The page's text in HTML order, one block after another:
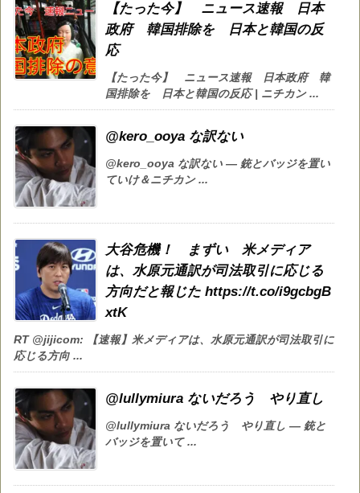
【たった今】 ニュース速報 日本
政府 韓国排除を 日本と韓国の反
応
【たった今】 ニュース速報 日本政府 韓
国排除を 日本と韓国の反応 | ニチカン ...
@kero_ooya な訳ない
@kero_ooya な訳ない — 銃とバッジを置い
ていけ＆ニチカン ...
大谷危機！ まずい 米メディア
は、水原元通訳が司法取引に応じる
方向だと報じた https://t.co/i9gcbgB
xtK
RT @jijicom: 【速報】米メディアは、水原元通訳が司法取引に
応じる方向 ...
@lullymiura ないだろう やり直し
@lullymiura ないだろう やり直し — 銃と
バッジを置いて ...